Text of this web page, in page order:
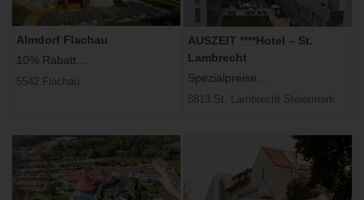
Almdorf Flachau
10% Rabatt...
5542 Flachau
AUSZEIT ****Hotel – St.
Lambrecht
Spezialpreise...
8813 St. Lambrecht Steiermark